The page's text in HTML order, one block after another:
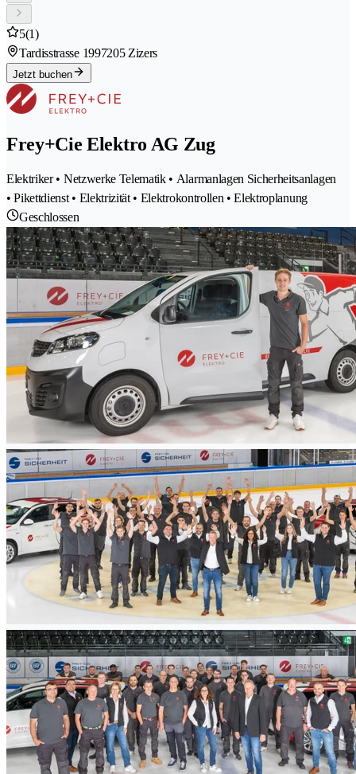
5(1)
Tardisstrasse 1997205 Zizers
Jetzt buchen
Frey+Cie Elektro AG Zug
Elektriker • Netzwerke Telematik • Alarmanlagen Sicherheitsanlagen
• Pikettdienst • Elektrizität • Elektrokontrollen • Elektroplanung
Geschlossen